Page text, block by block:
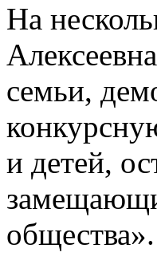
На
семьи,
и детей,
общества».